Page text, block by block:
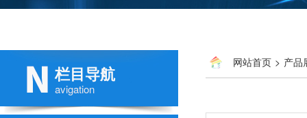
栏目导航
avigation
网站首页 > 产品